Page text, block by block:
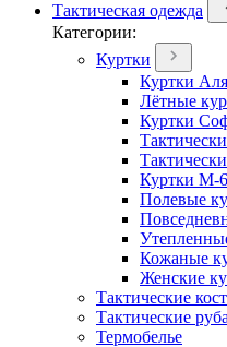
Тактическая одежда
Категории:
Куртки
Куртки
Лётные
Куртки
Куртки М-
Полевые
Кожаные
Женские
Тактические
Тактические
Термобелье